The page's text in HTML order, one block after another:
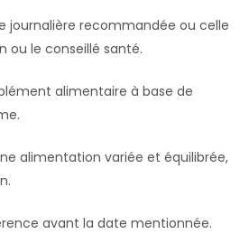
journalière recommandée ou celle
ou le conseillé santé.
alimentaire à base de
alimentation variée et équilibrée,
avant la date mentionnée.